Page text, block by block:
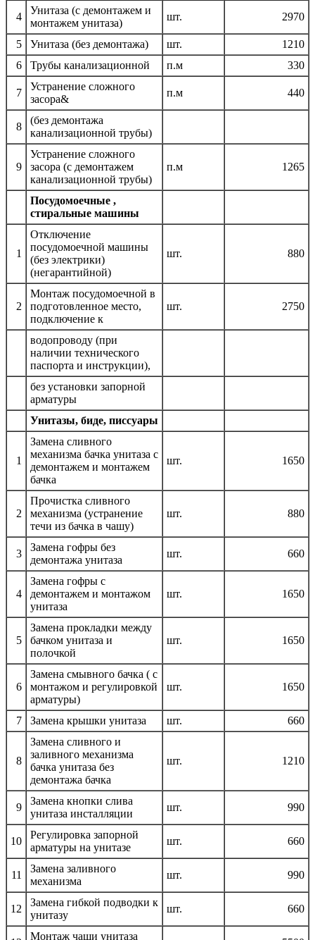
4
Унитаза (с демонтажем и
монтажем унитаза)
шт. 2970
5 Унитаза (без демонтажа) шт.
1210
6
Трубы канализационной п.м 330
7
Устранение сложного
засора&
п.м 440
8
(без демонтажа
канализационной трубы)
9
Устранение сложного
засора (с демонтажем
канализационной трубы)
п.м 1265
Посудомоечные ,
стиральные машины
1
Отключение
посудомоечной машины
(без электрики)
(негарантийной)
шт. 880
2
Монтаж посудомоечной в
подготовленное место,
подключение к
шт. 2750
водопроводу (при
наличии технического
паспорта и инструкции),
без установки запорной
арматуры
Унитазы, биде, писсуары
1
Замена сливного
механизма бачка унитаза с
демонтажем и монтажем
бачка
шт. 1650
2
Прочистка сливного
механизма (устранение
течи из бачка в чашу)
шт. 880
3
Замена гофры без
демонтажа унитаза
шт. 660
4
Замена гофры c
демонтажем и монтажом
унитаза
шт. 1650
5
Замена прокладки между
бачком унитаза и
полочкой
шт. 1650
6
Замена смывного бачка ( с
монтажом и регулировкой
арматуры)
шт. 1650
7 Замена крышки унитаза шт. 660
8
Замена сливного и
заливного механизма
бачка унитаза без
демонтажа бачка
шт. 1210
9
Замена кнопки слива
унитаза инсталляции
шт. 990
10
Регулировка запорной
арматуры на унитазе
шт. 660
11
Замена заливного
механизма
шт. 990
12
Замена гибкой подводки к
унитазу
шт. 660
Монтаж чаши унитаза